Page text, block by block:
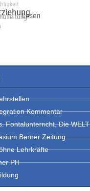
Kommentar
Fontalunterricht, Die WELT
Berner Zeitung
Lehrkräfte
PH